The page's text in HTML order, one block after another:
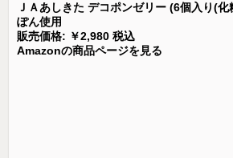
ＪＡあしきた デコポンゼリー (6個入り(
ぽん使用
販売価格: ￥2,980 税込
Amazonの商品ページを見る